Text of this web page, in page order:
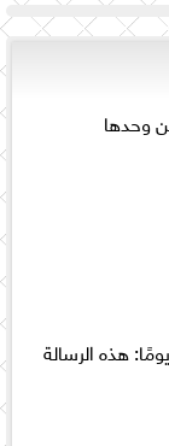
وحدها
هذه الرسالة